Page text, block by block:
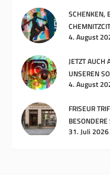
SCHENKEN,
4. August
JETZT AUCH
UNSEREN
4. August
FRISEUR
31. Juli 2026